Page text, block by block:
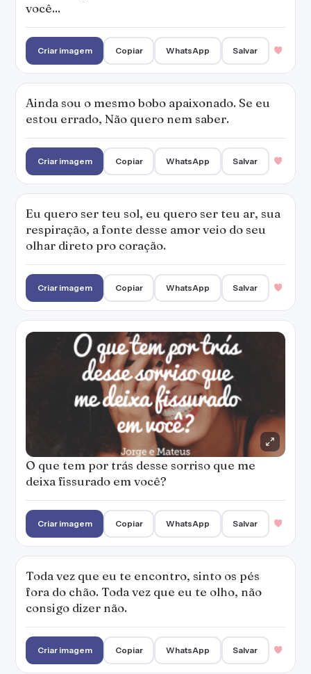
você...
Criar imagem Copiar WhatsApp Salvar
Ainda sou o mesmo bobo apaixonado. Se eu
estou errado, Não quero nem saber.
Criar imagem Copiar WhatsApp Salvar
Eu quero ser teu sol, eu quero ser teu ar, sua
respiração, a fonte desse amor veio do seu
olhar direto pro coração.
Criar imagem Copiar WhatsApp Salvar
O que tem por trás desse sorriso que me
deixa fissurado em você?
Criar imagem Copiar WhatsApp Salvar
Toda vez que eu te encontro, sinto os pés
fora do chão. Toda vez que eu te olho, não
consigo dizer não.
Criar imagem Copiar WhatsApp Salvar